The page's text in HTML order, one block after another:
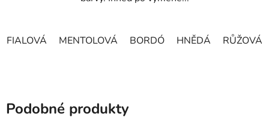
FIALOVÁ MENTOLOVÁ BORDÓ HNĚDÁ RŮŽOVÁ
Podobné produkty